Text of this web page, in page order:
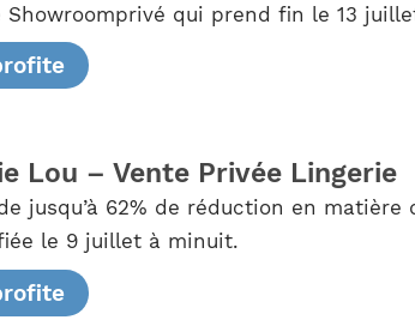
Showroomprivé qui prend fin le 13
Lou – Vente Privée Lingerie
jusqu’à 62% de réduction en
le 9 juillet à minuit.